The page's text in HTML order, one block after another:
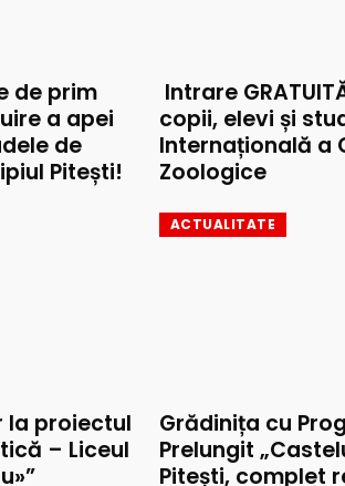
de prim
a apei
de
Pitești!
Intrare
copii, elevi și
Internațională a
Zoologice
la proiectul
– Liceul
ACTUALITATE
Grădinița cu
Prelungit
Pitești, complet